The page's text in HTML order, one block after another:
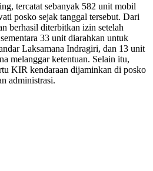
tercatat sebanyak 582 unit mobil
posko sejak tanggal tersebut. Dari
berhasil diterbitkan izin setelah
33 unit diarahkan untuk
Laksamana Indragiri, dan 13 unit
melanggar ketentuan. Selain itu,
KIR kendaraan dijaminkan di posko
administrasi.